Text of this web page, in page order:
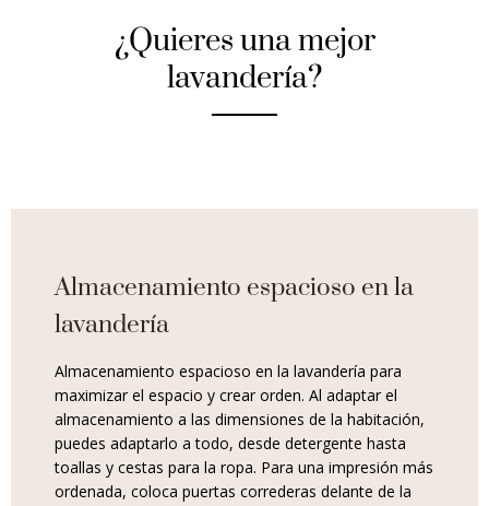
¿Quieres una mejor
lavandería?
Almacenamiento espacioso en la
lavandería
Almacenamiento espacioso en la lavandería para
maximizar el espacio y crear orden. Al adaptar el
almacenamiento a las dimensiones de la habitación,
puedes adaptarlo a todo, desde detergente hasta
toallas y cestas para la ropa. Para una impresión más
ordenada, coloca puertas correderas delante de la